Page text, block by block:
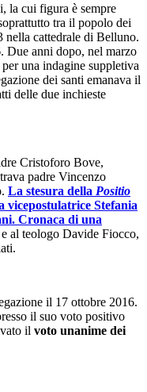
la cui figura è sempre
tra il popolo dei
nella cattedrale di Belluno.
Due anni dopo, nel marzo
una indagine suppletiva
dei santi emanava il
delle due inchieste
Cristoforo Bove,
padre Vincenzo
La stesura della Positio
vicepostulatrice Stefania
Cronaca di una
e al teologo Davide Fiocco,
il 17 ottobre 2016.
il suo voto positivo
il voto unanime dei